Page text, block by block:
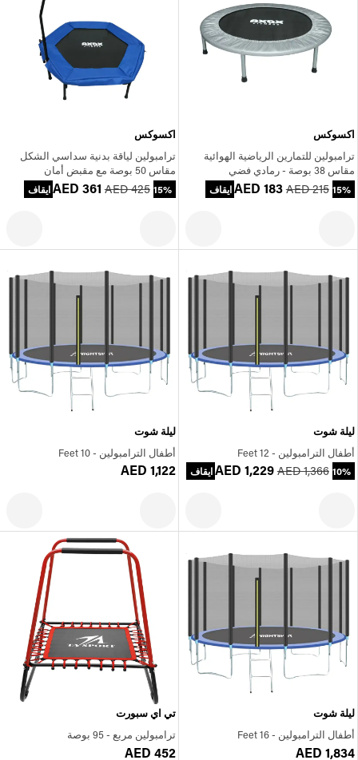
اكسوكس
ترامبولين للتمارين الرياضية الهوائية
مقاس 38 بوصة - رمادي فضي
AED 183 AED 215 15% ايقاف
اكسوكس
ترامبولين لياقة بدنية سداسي الشكل
مقاس 50 بوصة مع مقبض أمان
AED 361 AED 425 15% ايقاف
ليلة شوت
أطفال الترامبولين - 12 Feet
AED 1,229 AED 1,366 10% ايقاف
ليلة شوت
أطفال الترامبولين - 10 Feet
AED 1,122
ليلة شوت
أطفال الترامبولين - 16 Feet
AED 1,834
تي اي سبورت
ترامبولين مربع - 95 بوصة
AED 452